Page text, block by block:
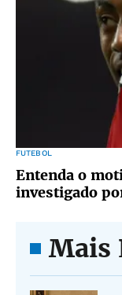
FUTEBOL
Entenda o
investigado
Mais